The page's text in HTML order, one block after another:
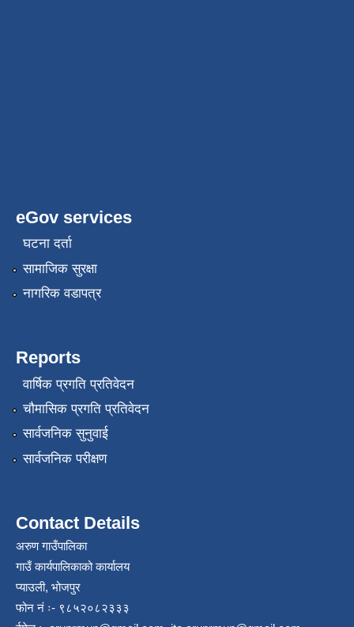
eGov services
घटना दर्ता
सामाजिक सुरक्षा
नागरिक वडापत्र
Reports
वार्षिक प्रगति प्रतिवेदन
चौमासिक प्रगति प्रतिवेदन
सार्वजनिक सुनुवाई
सार्वजनिक परीक्षण
Contact Details
अरुण गाउँपालिका
गाउँ कार्यपालिकाको कार्यालय
प्याउली, भोजपुर
फोन नं ः- ९८५२०८२३३३